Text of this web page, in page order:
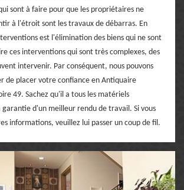
sont à faire pour que les propriétaires ne
à l'étroit sont les travaux de débarras. En
est l'élimination des biens qui ne sont
ces interventions qui sont très complexes, des
intervenir. Par conséquent, nous pouvons
de placer votre confiance en Antiquaire
49. Sachez qu'il a tous les matériels
d'un meilleur rendu de travail. Si vous
informations, veuillez lui passer un coup de fil.